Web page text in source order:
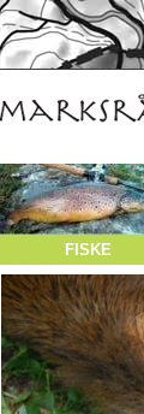
FISKE